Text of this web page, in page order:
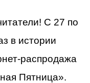
С 27 по
в истории
распродажа
Пятница».